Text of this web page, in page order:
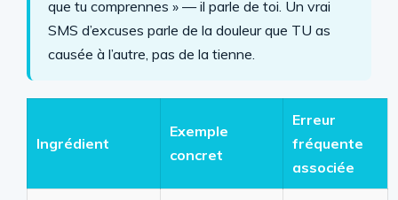
que tu comprennes » — il parle de toi. Un vrai
SMS d’excuses parle de la douleur que TU as
causée à l’autre, pas de la tienne.
Ingrédient
Exemple
concret
Erreur
fréquente
associée